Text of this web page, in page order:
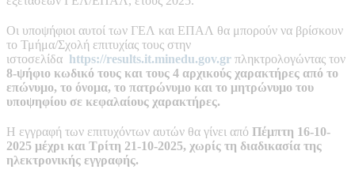
Οι υποψήφιοι αυτοί των ΓΕΛ και ΕΠΑΛ θα μπορούν να βρίσκουν
το Τμήμα/Σχολή επιτυχίας τους στην
ιστοσελίδα https://results.it.minedu.gov.gr πληκτρολογώντας τον
8-ψήφιο κωδικό τους και τους 4 αρχικούς χαρακτήρες από το
επώνυμο, το όνομα, το πατρώνυμο και το μητρώνυμο του
υποψηφίου σε κεφαλαίους χαρακτήρες.
Η εγγραφή των επιτυχόντων αυτών θα γίνει από Πέμπτη 16-10-
2025 μέχρι και Τρίτη 21-10-2025, χωρίς τη διαδικασία της
ηλεκτρονικής εγγραφής.